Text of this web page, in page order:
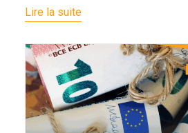
Lire la suite